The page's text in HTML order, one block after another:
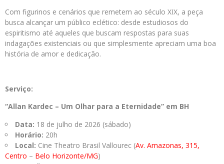
Com figurinos e cenários que remetem ao século XIX, a peça
busca alcançar um público eclético: desde estudiosos do
espiritismo até aqueles que buscam respostas para suas
indagações existenciais ou que simplesmente apreciam uma boa
história de amor e dedicação.
Serviço:
“Allan Kardec – Um Olhar para a Eternidade” em BH
Data: 18 de julho de 2026 (sábado)
Horário: 20h
Local: Cine Theatro Brasil Vallourec (Av. Amazonas, 315,
Centro – Belo Horizonte/MG)